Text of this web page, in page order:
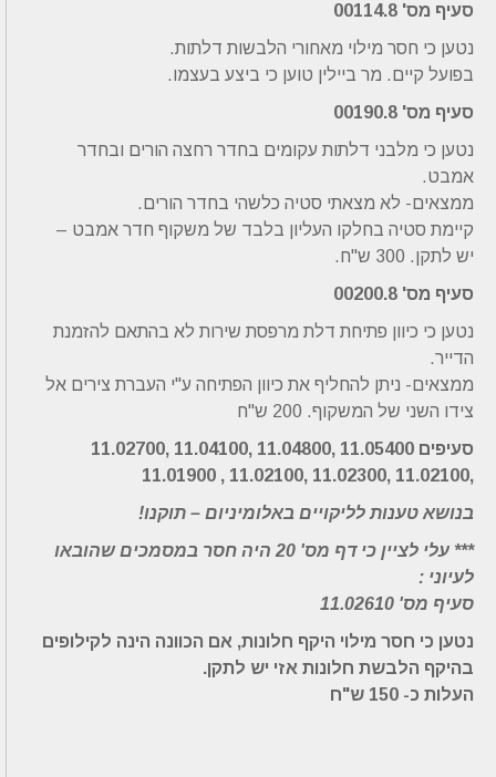
סעיף מס' 00114.8
נטען כי חסר מילוי מאחורי הלבשות דלתות.
בפועל קיים. מר ביילין טוען כי ביצע בעצמו.
סעיף מס' 00190.8
נטען כי מלבני דלתות עקומים בחדר רחצה הורים ובחדר
אמבט.
ממצאים- לא מצאתי סטיה כלשהי בחדר הורים.
קיימת סטיה בחלקו העליון בלבד של משקוף חדר אמבט –
יש לתקן. 300 ש"ח.
סעיף מס' 00200.8
נטען כי כיוון פתיחת דלת מרפסת שירות לא בהתאם להזמנת
הדייר.
ממצאים- ניתן להחליף את כיוון הפתיחה ע"י העברת צירים אל
צידו השני של המשקוף. 200 ש"ח
סעיפים 11.05400 ,11.04800 ,11.04100 ,11.02700
,11.02100 ,11.02300 ,11.02100 , 11.01900
בנושא טענות לליקויים באלומיניום – תוקנו!
*** עלי לציין כי דף מס' 20 היה חסר במסמכים שהובאו
לעיוני :
סעיף מס' 11.02610
נטען כי חסר מילוי היקף חלונות, אם הכוונה הינה לקילופים
בהיקף הלבשת חלונות אזי יש לתקן.
העלות כ- 150 ש"ח